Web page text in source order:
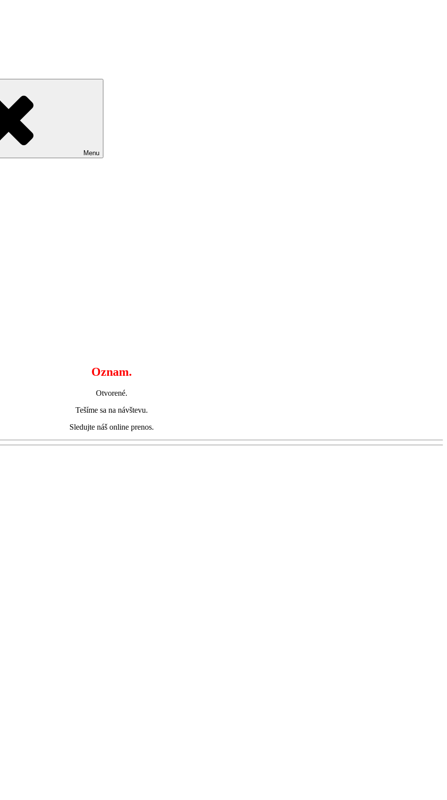
Menu
Oznam.
Otvorené.
Tešíme sa na návštevu.
Sledujte náš online prenos.